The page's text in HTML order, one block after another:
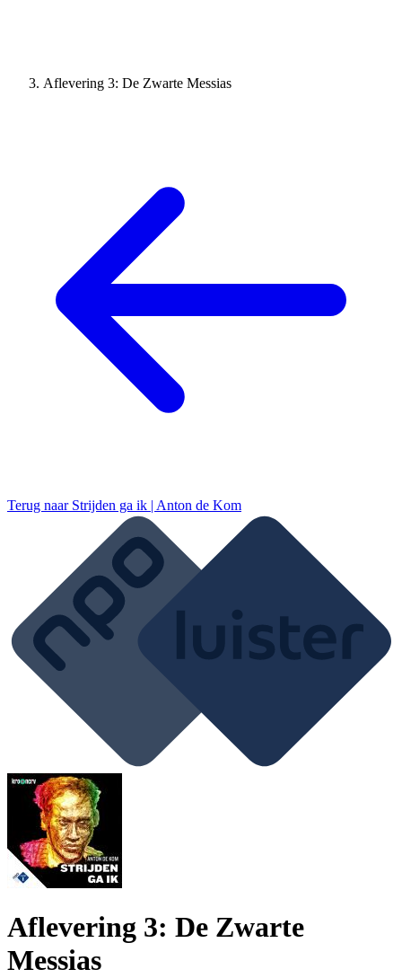
Aflevering 3: De Zwarte Messias
Terug naar Strijden ga ik | Anton de Kom
Aflevering 3: De Zwarte
Messias